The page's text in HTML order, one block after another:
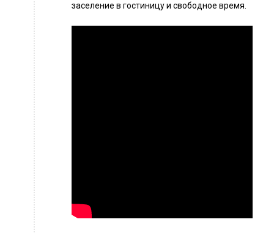
заселение в гостиницу и свободное время.